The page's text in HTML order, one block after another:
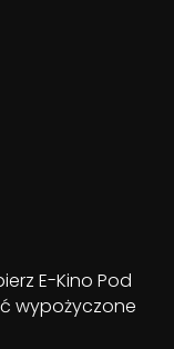
E-Kino Pod
wypożyczone